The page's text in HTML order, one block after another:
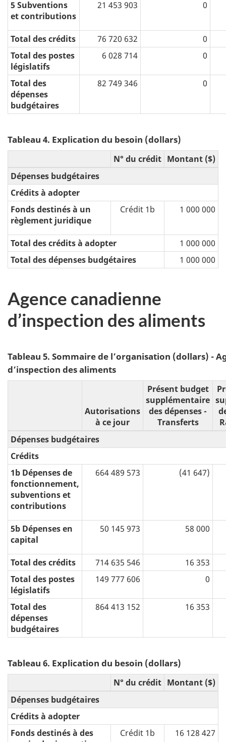
5 Subventions
et contributions
21 453 903 0
Total des crédits 76 720 632
0
Total des postes
législatifs
6 028 714 0
Total des
dépenses
budgétaires
82 749 346 0
Tableau 4. Explication du besoin (dollars)
N° du crédit Montant ($)
Dépenses budgétaires
Crédits à adopter
Fonds destinés à un
règlement juridique
Crédit 1b 1 000 000
Total des crédits à adopter
1 000 000
Total des dépenses budgétaires
1 000 000
Agence canadienne
d’inspection des aliments
Tableau 5. Sommaire de l’organisation (dollars) -
d’inspection des aliments
Autorisations
à ce jour
Présent budget
supplémentaire
des dépenses -
Transferts
Dépenses budgétaires
Crédits
1b Dépenses de
fonctionnement,
subventions et
contributions
664 489 573 (41 647)
5b Dépenses en
capital
50 145 973 58 000
Total des crédits 714 635 546
16 353
Total des postes
législatifs
149 777 606 0
Total des
dépenses
budgétaires
864 413 152 16 353
Tableau 6. Explication du besoin (dollars)
N° du crédit Montant ($)
Dépenses budgétaires
Crédits à adopter
Fonds destinés à des
Crédit 1b 16 128 427